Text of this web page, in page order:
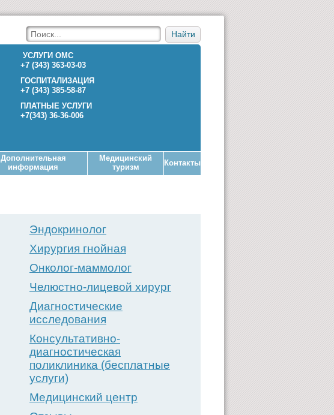
Найти
УСЛУГИ ОМС
+7 (343) 363-03-03
ГОСПИТАЛИЗАЦИЯ
+7 (343) 385-58-87
ПЛАТНЫЕ УСЛУГИ
+7(343) 36-36-006
Дополнительная
информация
Медицинский
туризм
Контакты
Эндокринолог
Хирургия гнойная
Онколог-маммолог
Челюстно-лицевой хирург
Диагностические
исследования
Консультативно-
диагностическая
поликлиника (бесплатные
услуги)
Медицинский центр